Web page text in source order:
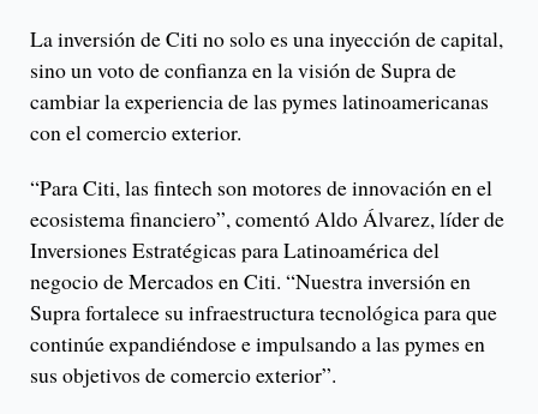
La inversión de Citi no solo es una inyección de capital,
sino un voto de confianza en la visión de Supra de
cambiar la experiencia de las pymes latinoamericanas
con el comercio exterior.
“Para Citi, las fintech son motores de innovación en el
ecosistema financiero”, comentó Aldo Álvarez, líder de
Inversiones Estratégicas para Latinoamérica del
negocio de Mercados en Citi. “Nuestra inversión en
Supra fortalece su infraestructura tecnológica para que
continúe expandiéndose e impulsando a las pymes en
sus objetivos de comercio exterior”.